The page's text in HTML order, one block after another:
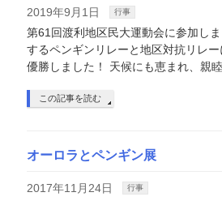
2019年9月1日 行事
第61回渡利地区民大運動会に参加し
するペンギンリレーと地区対抗リレ
優勝しました！ 天候にも恵まれ、親
この記事を読む
オーロラとペンギン展
2017年11月24日 行事